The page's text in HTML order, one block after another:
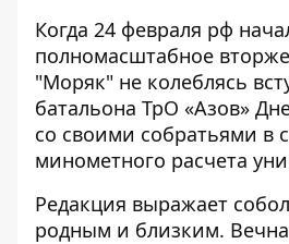
Когда 24 февраля рф
полномасштабное
"Моряк" не колеблясь
батальона ТрО «Азов»
со своими собратьями в
минометного расчета
Редакция выражает
родным и близким.